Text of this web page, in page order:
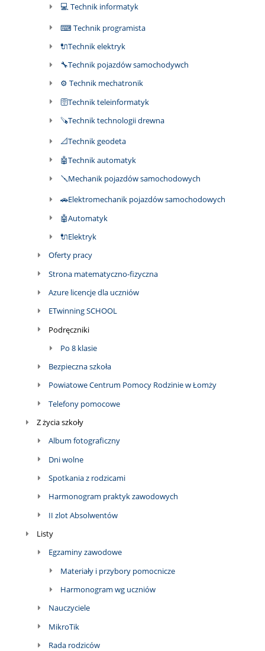
💻 Technik informatyk
⌨ Technik programista
🔌Technik elektryk
🔧Technik pojazdów samochodywch
⚙ Technik mechatronik
🛜Technik teleinformatyk
🪚Technik technologii drewna
📐Technik geodeta
🤖Technik automatyk
🪛Mechanik pojazdów samochodowych
🚗Elektromechanik pojazdów samochodowych
🤖Automatyk
🔌Elektryk
Oferty pracy
Strona matematyczno-fizyczna
Azure licencje dla uczniów
ETwinning SCHOOL
Podręczniki
Po 8 klasie
Bezpieczna szkoła
Powiatowe Centrum Pomocy Rodzinie w Łomży
Telefony pomocowe
Z życia szkoły
Album fotograficzny
Dni wolne
Spotkania z rodzicami
Harmonogram praktyk zawodowych
II zlot Absolwentów
Listy
Egzaminy zawodowe
Materiały i przybory pomocnicze
Harmonogram wg uczniów
Nauczyciele
MikroTik
Rada rodziców